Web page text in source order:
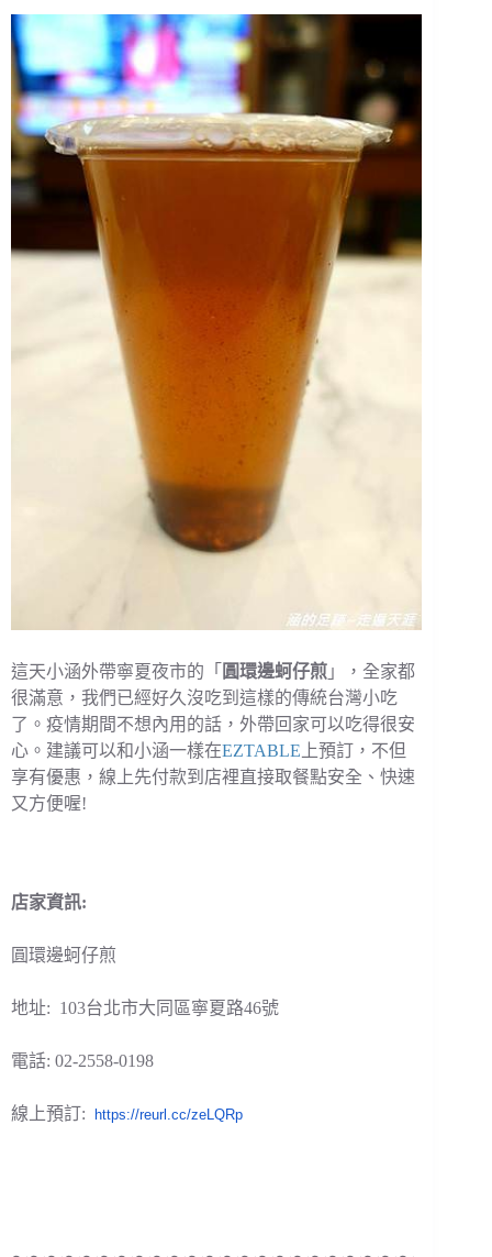
這天小涵外帶寧夏夜市的「 圓環邊蚵仔煎 」，全家都
很滿意，我們已經好久沒吃到這樣的傳統台灣小吃
了。疫情期間不想內用的話，外帶回家可以吃得很安
心。建議可以和小涵一樣在EZTABLE 上預訂，不但
享有優惠，線上先付款到店裡直接取餐點安全、快速
又方便喔!
店家資訊:
圓環邊蚵仔煎
地址: 103台北市大同區寧夏路46號
電話: 02-2558-0198
線上預訂: https://reurl.cc/zeLQRp